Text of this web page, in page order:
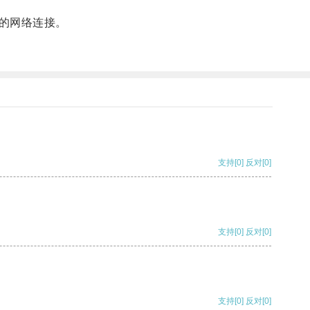
络连接。
支持[0] 反对[0]
支持[0] 反对[0]
支持[0] 反对[0]